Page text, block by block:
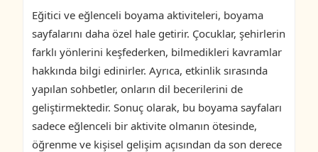
Eğitici ve eğlenceli boyama aktiviteleri, boyama
sayfalarını daha özel hale getirir. Çocuklar, şehirlerin
farklı yönlerini keşfederken, bilmedikleri kavramlar
hakkında bilgi edinirler. Ayrıca, etkinlik sırasında
yapılan sohbetler, onların dil becerilerini de
geliştirmektedir. Sonuç olarak, bu boyama sayfaları
sadece eğlenceli bir aktivite olmanın ötesinde,
öğrenme ve kişisel gelişim açısından da son derece